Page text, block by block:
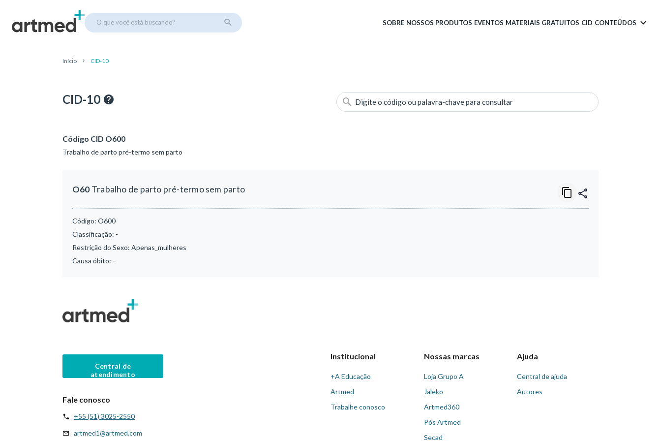
O que você está buscando? SOBRE NOSSOS PRODUTOS EVENTOS MATERIAIS GRATUITOS CID CONTEÚDOS
Início CID-10
CID-10 Digite o código ou palavra-chave para consultar
Código CID O600
Trabalho de parto pré-termo sem parto
O60Trabalho de parto pré-termo sem parto
Código: O600
Classificação: -
Restrição do Sexo: Apenas_mulheres
Causa óbito: -
Central de
atendimento
Fale conosco
+55 (51) 3025-2550
artmed1@artmed.com
Institucional
+A Educação
Artmed
Trabalhe conosco
Nossas marcas
Loja Grupo A
Jaleko
Artmed360
Pós Artmed
Secad
Ajuda
Central de ajuda
Autores